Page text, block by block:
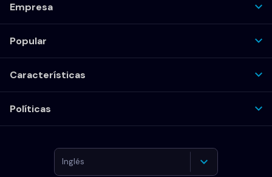
Empresa
Popular
Características
Políticas
Inglés